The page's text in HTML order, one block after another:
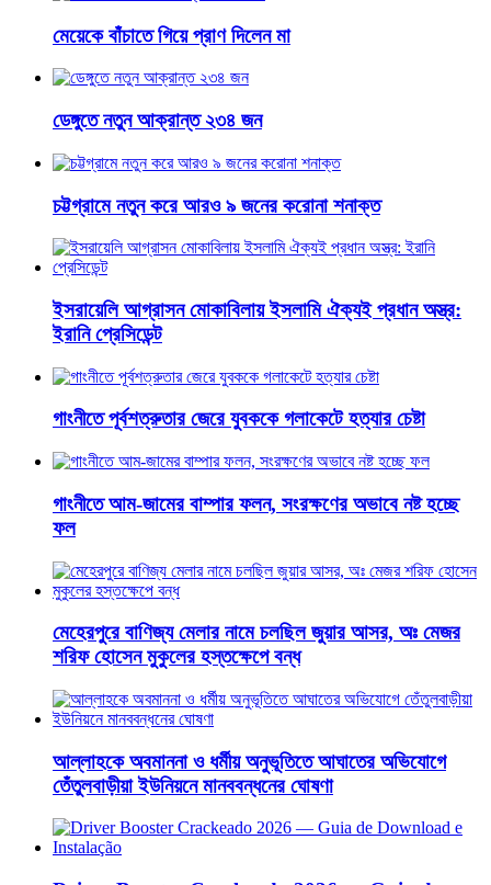
মেয়েকে বাঁচাতে গিয়ে প্রাণ দিলেন মা
ডেঙ্গুতে নতুন আক্রান্ত ২৩৪ জন
চট্টগ্রামে নতুন করে আরও ৯ জনের করোনা শনাক্ত
ইসরায়েলি আগ্রাসন মোকাবিলায় ইসলামি ঐক্যই প্রধান অস্ত্র:
ইরানি প্রেসিডেন্ট
গাংনীতে পূর্বশত্রুতার জেরে যুবককে গলাকেটে হত্যার চেষ্টা
গাংনীতে আম-জামের বাম্পার ফলন, সংরক্ষণের অভাবে নষ্ট হচ্ছে
ফল
মেহেরপুরে বাণিজ্য মেলার নামে চলছিল জুয়ার আসর, অঃ মেজর
শরিফ হোসেন মুকুলের হস্তক্ষেপে বন্ধ
আল্লাহকে অবমাননা ও ধর্মীয় অনুভূতিতে আঘাতের অভিযোগে
তেঁতুলবাড়ীয়া ইউনিয়নে মানববন্ধনের ঘোষণা